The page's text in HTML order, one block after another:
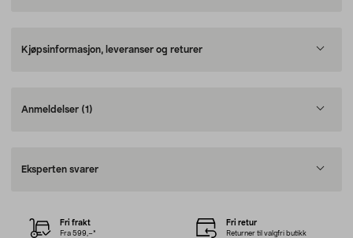
Kjøpsinformasjon, leveranser og returer
Anmeldelser (1)
Eksperten svarer
Fri frakt
Fra 599,–*
Fri retur
Returner til valgfri butikk